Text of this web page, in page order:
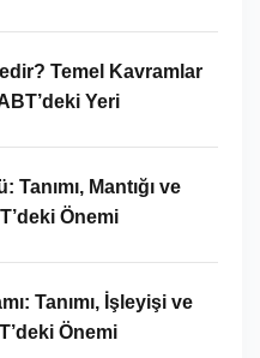
Temel Kavramlar
Yeri
Mantığı ve
Önemi
Tanımı, İşleyişi ve
Önemi